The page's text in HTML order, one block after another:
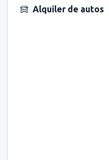
Alquiler de autos